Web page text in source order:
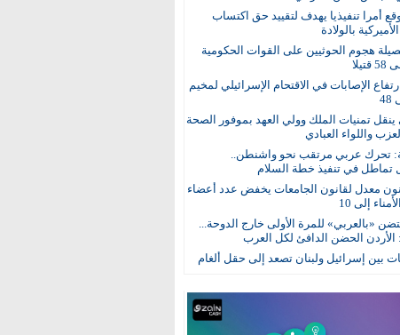
أمرا تنفيذيا يهدف لتقييد حق اكتساب
بالولادة
هجوم الحوثيين على القوات الحكومية
الإصابات في الاقتحام الإسرائيلي لمخيم
ينقل تمنيات الملك وولي العهد بموفور الصحة
واللواء العبادي
تحرك عربي مرتقب نحو واشنطن..
تماطل في تنفيذ خطة السلام
معدل لقانون الجامعات يخفض عدد أعضاء
إلى 10
«بالعربي» للمرة الأولى خارج الدوحة...
الأردن الحضن الدافئ لكل العرب
بين إسرائيل ولبنان تصعد إلى حقل ألغام